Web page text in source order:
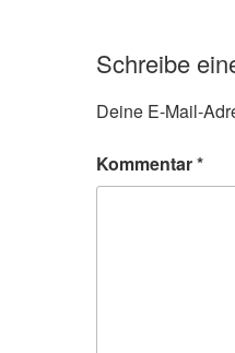
Schreibe
Deine E-Mail-
Kommentar*